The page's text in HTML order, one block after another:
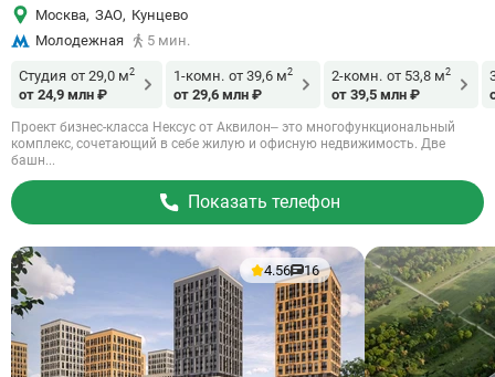
Москва, ЗАО, Кунцево
Молодежная
5 мин.
Студия от 29,0 м2
от 24,9 млн ₽
1-комн. от 39,6 м2
от 29,6 млн ₽
2-комн. от 53,8 м2
от 39,5 млн ₽
Проект бизнес-класса Нексус от Аквилон– это многофункциональный
комплекс, сочетающий в себе жилую и офисную недвижимость. Две
башн...
Показать телефон
4.56 16